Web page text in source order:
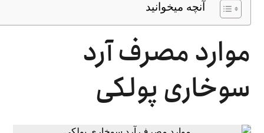
آنچه میخوانید
موارد مصرف آرد
سوخاری پولکی